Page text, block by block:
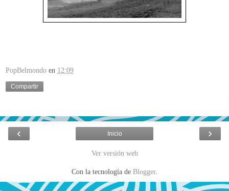
PopBelmondo en 12:09
Compartir
‹ ›
Inicio
Ver versión web
Con la tecnología de Blogger.